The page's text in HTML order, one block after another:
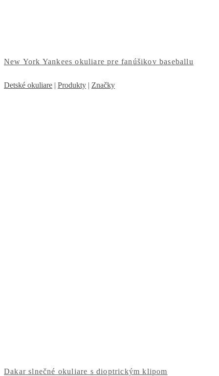
New York Yankees okuliare pre fanúšikov baseballu
Detské okuliare | Produkty | Značky
Dakar slnečné okuliare s dioptrickým klipom